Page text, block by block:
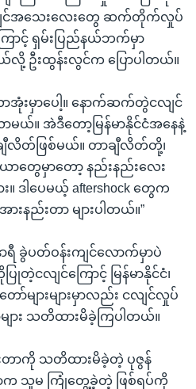
င်အသေးလေးတွေ ဆက်တိုက်လှုပ်
င့် ရှမ်းပြည်နယ်ဘက်မှာ
ဦးထွန်းလွင်က ပြောပါတယ်။
းမှာပေါ့။ နောက်ဆက်တွဲငလျင်
ယ်။ အဲဒီတော့မြန်မာနိုင်ငံအနေနဲ့
လိတ်ဖြစ်မယ်။ တာချီလိတ်တို့၊
ာတွေမှာတော့ နည်းနည်းလေး
ဒါပေမယ့် aftershock တွေက
းနည်းတာ များပါတယ်။”
ရီ ခွဲပတ်ဝန်းကျင်လောက်မှာပဲ
တဲ့ငလျင်ကြောင့် မြန်မာနိုင်ငံ၊
များများမှာလည်း ငလျင်လှုပ်
း သတိထားမိခဲ့ကြပါတယ်။
ာကို သတိထားမိခဲ့တဲ့ ပုဇွန်
က သူမ ကြုံတွေ့ခဲ့တဲ့ ဖြစ်ရပ်ကို